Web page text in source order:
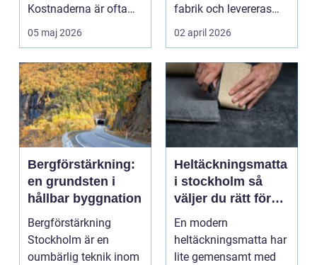
Kostnaderna är ofta
höga, många beslut...
05 maj 2026
fabrik och levereras
som en komplett
02 april 2026
Bergförstärkning:
en grundsten i
hållbar byggnation
Bergförstärkning
Stockholm är en
oumbärlig teknik inom
Heltäckningsmatta
i stockholm så
väljer du rätt för
hem och kontor
En modern
heltäckningsmatta har
lite gemensamt med